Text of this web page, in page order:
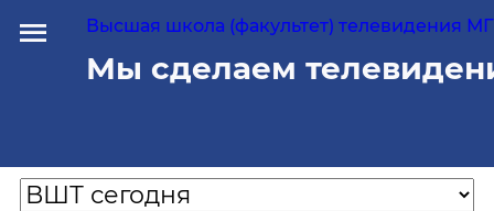
Высшая школа (факультет) телевидения
Мы сделаем